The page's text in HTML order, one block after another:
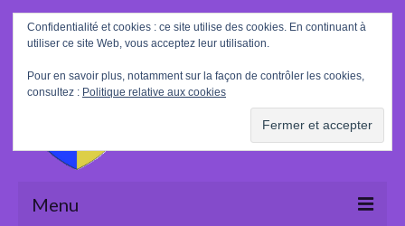
Rechercher
:
Menu
Confidentialité et cookies : ce site utilise des cookies. En continuant à
utiliser ce site Web, vous acceptez leur utilisation.
Pour en savoir plus, notamment sur la façon de contrôler les cookies,
consultez : Politique relative aux cookies